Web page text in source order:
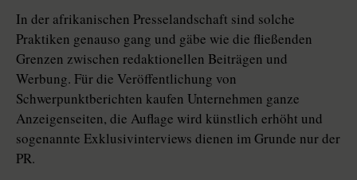
In der afrikanischen Presselandschaft sind solche
Praktiken genauso gang und gäbe wie die fließenden
Grenzen zwischen redaktionellen Beiträgen und
Werbung. Für die Veröffentlichung von
Schwerpunktberichten kaufen Unternehmen ganze
Anzeigenseiten, die Auflage wird künstlich erhöht und
sogenannte Exklusivinterviews dienen im Grunde nur der
PR.